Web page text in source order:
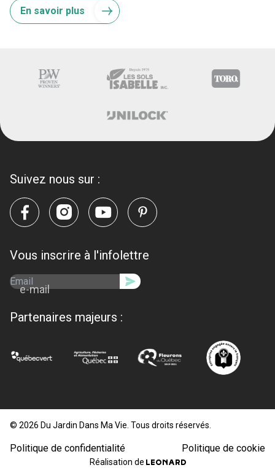
En savoir plus
Suivez nous sur :
Vous inscrire à l'infolettre
e-mail
Partenaires majeurs :
© 2026 Du Jardin Dans Ma Vie. Tous droits réservés.
Politique de confidentialité Politique de cookie
Réalisation de